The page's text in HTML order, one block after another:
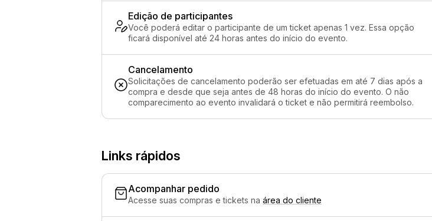
Edição de participantes
Você poderá editar o participante de um ticket apenas 1 vez. Essa opção
ficará disponível até 24 horas antes do início do evento.
Cancelamento
Solicitações de cancelamento poderão ser efetuadas em até 7 dias após a
compra e desde que seja antes de 48 horas do início do evento. O não
comparecimento ao evento invalidará o ticket e não permitirá reembolso.
Links rápidos
Acompanhar pedido
Acesse suas compras e tickets na área do cliente